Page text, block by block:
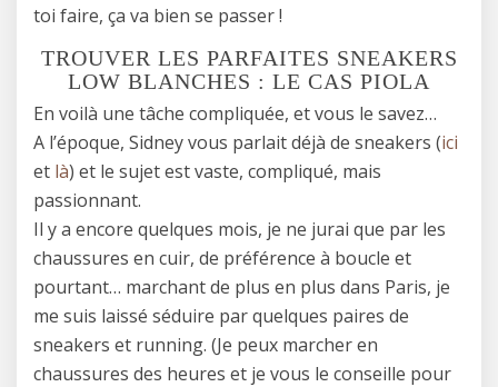
toi faire, ça va bien se passer !
TROUVER LES PARFAITES SNEAKERS
LOW BLANCHES : LE CAS PIOLA
En voilà une tâche compliquée, et vous le savez…
A l’époque, Sidney vous parlait déjà de sneakers (ici
et là) et le sujet est vaste, compliqué, mais
passionnant.
Il y a encore quelques mois, je ne jurai que par les
chaussures en cuir, de préférence à boucle et
pourtant… marchant de plus en plus dans Paris, je
me suis laissé séduire par quelques paires de
sneakers et running. (Je peux marcher en
chaussures des heures et je vous le conseille pour